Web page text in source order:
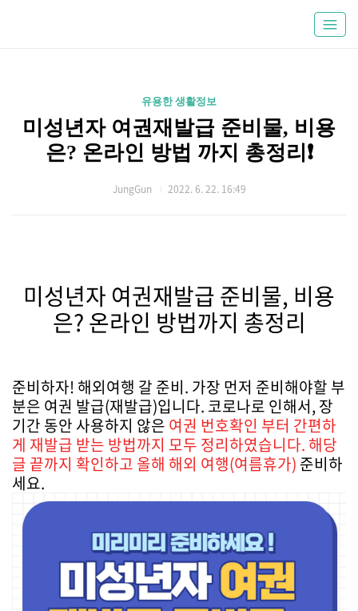
유용한 생활정보
미성년자 여권재발급 준비물, 비용
은? 온라인 방법 까지 총정리❗
JungGun 2022. 6. 22. 16:49
미성년자 여권재발급 준비물, 비용
은? 온라인 방법까지 총정리
준비하자! 해외여행 갈 준비. 가장 먼저 준비해야할 부
분은 여권 발급(재발급)입니다. 코로나로 인해서, 장
기간 동안 사용하지 않은 여권 번호확인 부터 간편하
게 재발급 받는 방법까지 모두 정리하였습니다. 해당
글 끝까지 확인하고 올해 해외 여행(여름휴가) 준비하
세요.